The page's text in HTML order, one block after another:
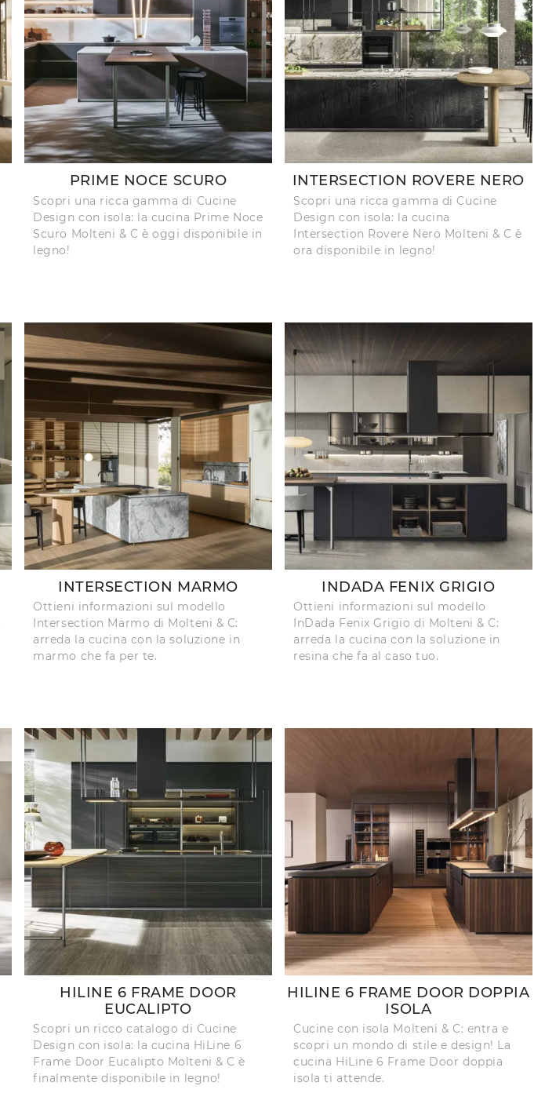
PRIME NOCE SCURO
Scopri una ricca gamma di Cucine
Design con isola: la cucina Prime Noce
Scuro Molteni & C è oggi disponibile in
legno!
INTERSECTION ROVERE NERO
Scopri una ricca gamma di Cucine
Design con isola: la cucina
Intersection Rovere Nero Molteni & C è
ora disponibile in legno!
INTERSECTION MARMO
Ottieni informazioni sul modello
Intersection Marmo di Molteni & C:
arreda la cucina con la soluzione in
marmo che fa per te.
INDADA FENIX GRIGIO
Ottieni informazioni sul modello
InDada Fenix Grigio di Molteni & C:
arreda la cucina con la soluzione in
resina che fa al caso tuo.
HILINE 6 FRAME DOOR
EUCALIPTO
Scopri un ricco catalogo di Cucine
Design con isola: la cucina HiLine 6
Frame Door Eucalipto Molteni & C è
finalmente disponibile in legno!
HILINE 6 FRAME DOOR DOPPIA
ISOLA
Cucine con isola Molteni & C: entra e
scopri un mondo di stile e design! La
cucina HiLine 6 Frame Door doppia
isola ti attende.